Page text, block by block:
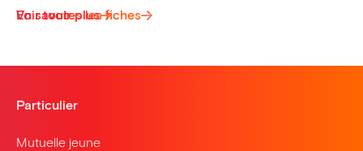
Voir toutes les fiches
En savoir plus
Particulier
Mutuelle jeune